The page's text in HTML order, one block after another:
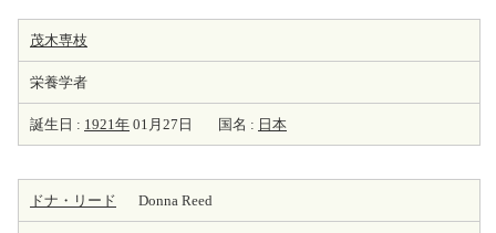
茂木専枝
栄養学者
誕生日 : 1921年 01月27日 国名 : 日本
ドナ・リード Donna Reed